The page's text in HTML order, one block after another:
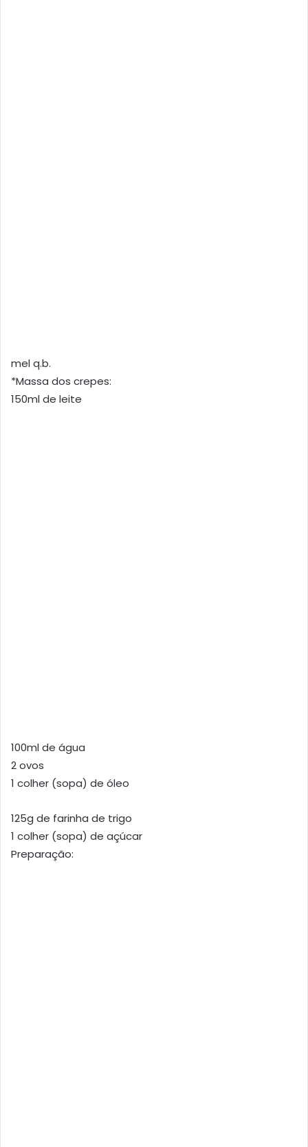
mel q.b.
*Massa dos crepes:
150ml de leite
100ml de água
2 ovos
1 colher (sopa) de óleo
125g de farinha de trigo
1 colher (sopa) de açúcar
Preparação: